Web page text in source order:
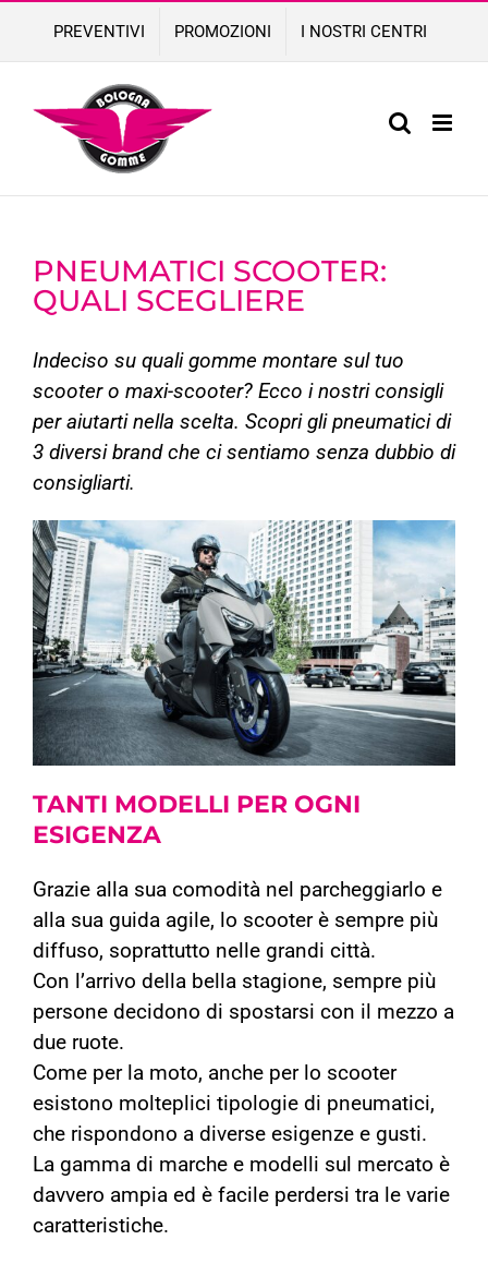
content
PREVENTIVI PROMOZIONI I NOSTRI CENTRI
PNEUMATICI SCOOTER:
QUALI SCEGLIERE
Indeciso su quali gomme montare sul tuo
scooter o maxi-scooter? Ecco i nostri consigli
per aiutarti nella scelta. Scopri gli pneumatici di
3 diversi brand che ci sentiamo senza dubbio di
consigliarti.
TANTI MODELLI PER OGNI
ESIGENZA
Grazie alla sua comodità nel parcheggiarlo e
alla sua guida agile, lo scooter è sempre più
diffuso, soprattutto nelle grandi città.
Con l’arrivo della bella stagione, sempre più
persone decidono di spostarsi con il mezzo a
due ruote.
Come per la moto, anche per lo scooter
esistono molteplici tipologie di pneumatici,
che rispondono a diverse esigenze e gusti.
La gamma di marche e modelli sul mercato è
davvero ampia ed è facile perdersi tra le varie
caratteristiche.